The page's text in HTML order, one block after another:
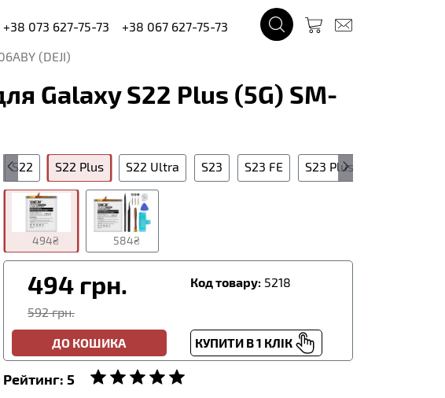
+38 073 627-75-73
+38 067 627-75-73
(DEJI)
Galaxy S22 Plus (5G) SM-
S22 S22 Plus S22 Ultra S23 S23 FE S23 Plus
494₴ 584₴
494 грн.
592 грн.
Код товару: 5218
ДО КОШИКА КУПИТИ В 1 КЛІК
Рейтинг: 5